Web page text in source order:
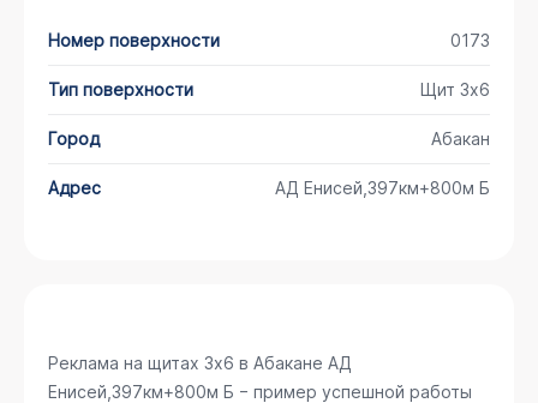
Номер поверхности 0173
Тип поверхности Щит 3х6
Город Абакан
Адрес АД Енисей,397км+800м Б
Реклама на щитах 3х6 в Абакане АД
Енисей,397км+800м Б − пример успешной работы